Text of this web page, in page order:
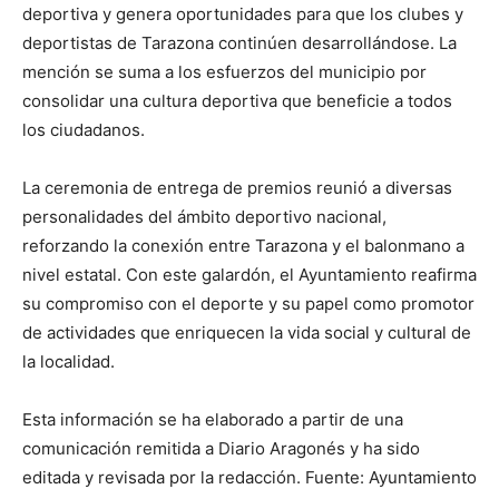
deportiva y genera oportunidades para que los clubes y
deportistas de Tarazona continúen desarrollándose. La
mención se suma a los esfuerzos del municipio por
consolidar una cultura deportiva que beneficie a todos
los ciudadanos.
La ceremonia de entrega de premios reunió a diversas
personalidades del ámbito deportivo nacional,
reforzando la conexión entre Tarazona y el balonmano a
nivel estatal. Con este galardón, el Ayuntamiento reafirma
su compromiso con el deporte y su papel como promotor
de actividades que enriquecen la vida social y cultural de
la localidad.
Esta información se ha elaborado a partir de una
comunicación remitida a Diario Aragonés y ha sido
editada y revisada por la redacción. Fuente: Ayuntamiento